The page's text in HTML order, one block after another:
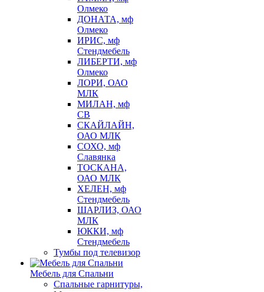
Олмеко
ДОНАТА, мф
Олмеко
ИРИС, мф
Стендмебель
ЛИБЕРТИ, мф
Олмеко
ЛОРИ, ОАО
МЛК
МИЛАН, мф
СВ
СКАЙЛАЙН,
ОАО МЛК
СОХО, мф
Славянка
ТОСКАНА,
ОАО МЛК
ХЕЛЕН, мф
Стендмебель
ШАРЛИЗ, ОАО
МЛК
ЮККИ, мф
Стендмебель
Тумбы под телевизор
Мебель для Спальни
Спальные гарнитуры,